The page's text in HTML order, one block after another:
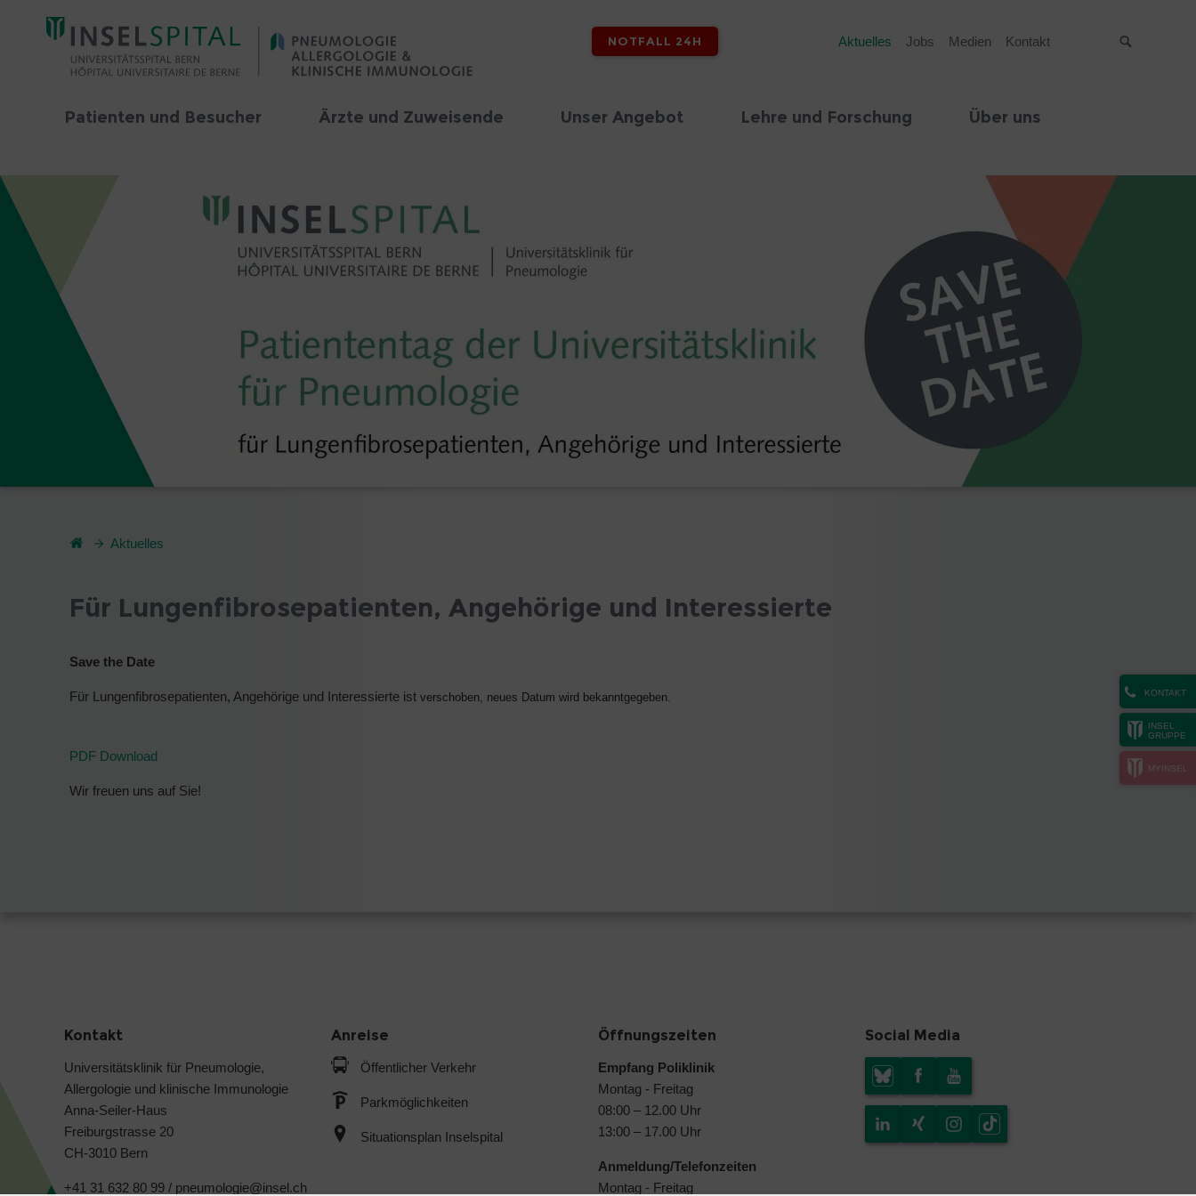
NOTFALL 24H Aktuelles Jobs Medien Kontakt
Patienten und Besucher Ärzte und Zuweisende Unser Angebot Lehre und Forschung Über uns
KONTAKT
INSEL
GRUPPE
MYINSEL
Aktuelles
Für Lungenfibrosepatienten, Angehörige und Interessierte
Save the Date
Für Lungenfibrosepatienten, Angehörige und Interessierte ist verschoben, neues Datum wird bekanntgegeben.
PDF Download
Wir freuen uns auf Sie!
Kontakt
Universitätsklinik für Pneumologie,
Allergologie und klinische Immunologie
Anna-Seiler-Haus
Freiburgstrasse 20
CH-3010 Bern
+41 31 632 80 99 / pneumologie@insel.ch
Anreise
Öffentlicher Verkehr
Parkmöglichkeiten
Situationsplan Inselspital
Öffnungszeiten
Empfang Poliklinik
Montag - Freitag
08:00 – 12.00 Uhr
13:00 – 17.00 Uhr
Anmeldung/Telefonzeiten
Montag - Freitag
Social Media